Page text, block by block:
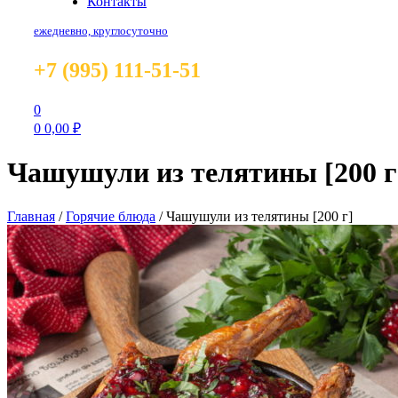
ежедневно, круглосуточно
+7 (995) 111-51-51
0
0 0,00 ₽
Чашушули из телятины [200
Главная /Горячие блюда /Чашушули из телятины [200 г]